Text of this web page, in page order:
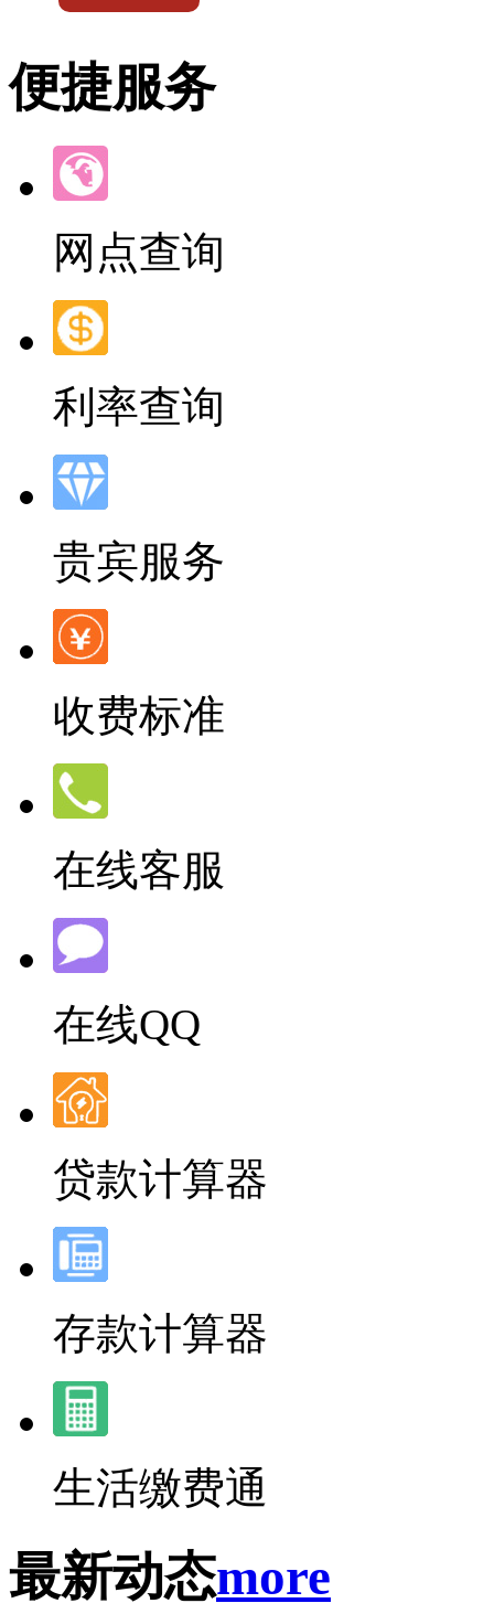
便捷服务
网点查询
利率查询
贵宾服务
收费标准
在线客服
在线QQ
贷款计算器
存款计算器
生活缴费通
最新动态more